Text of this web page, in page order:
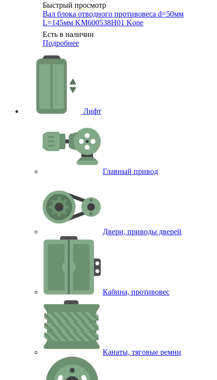
Быстрый просмотр
Вал блока отводного противовеса d=50мм
L=145мм KM600538H01 Kone
Есть в наличии
Подробнее
Лифт
Главный привод
Двери, приводы дверей
Кабина, противовес
Канаты, тяговые ремни